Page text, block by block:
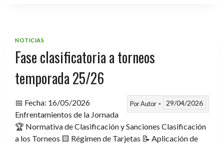
NOTICIAS
Fase clasificatoria a torneos
temporada 25/26
PorAutor 29/04/2026
📅 Fecha: 16/05/2026
Enfrentamientos de la Jornada
🏆 Normativa de Clasificación y Sanciones Clasificación
a los Torneos 🟨 Régimen de Tarjetas 📝 Aplicación de